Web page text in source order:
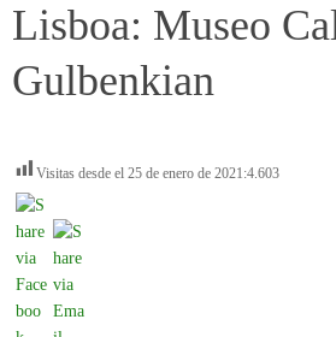
Lisboa: Museo
Gulbenkian
Visitas desde el 25 de enero de 2021:4.603